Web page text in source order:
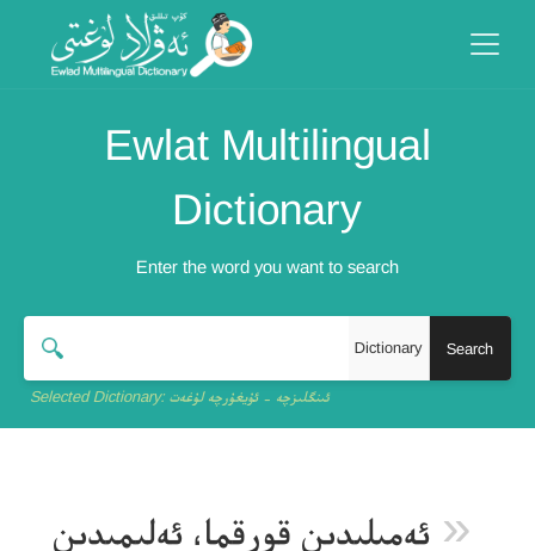
Ewlat Multilingual
Dictionary
Enter the word you want to search
Dictionary
Selected Dictionary: ئىنگلىزچە - ئۇيغۇرچە لۇغەت
« ئەمىلىدىن قورقما، ئەلىمىدىن